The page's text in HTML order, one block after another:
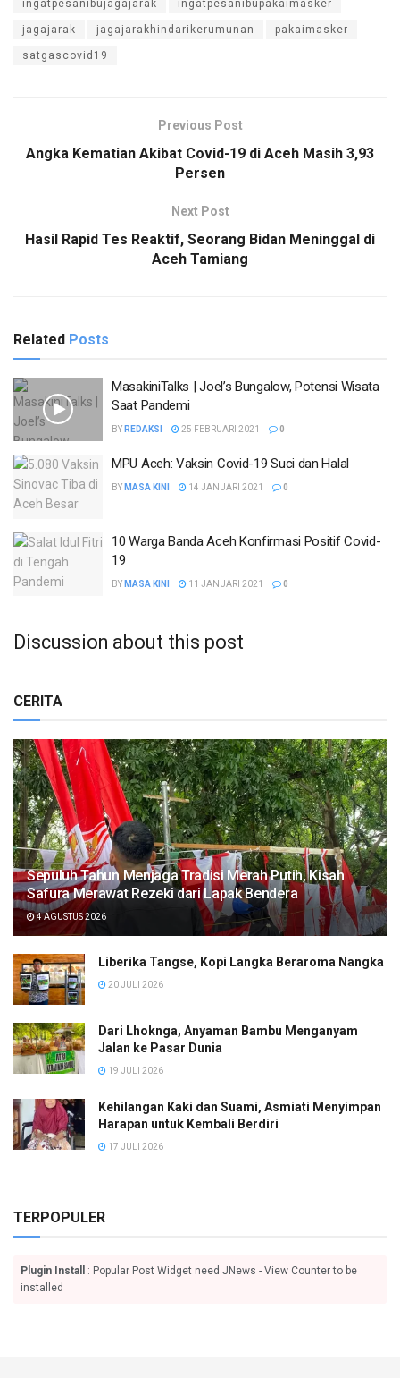
ingatpesanibujagajarak ingatpesanibupakaimasker
jagajarak jagajarakhindarikerumunan pakaimasker
satgascovid19
Previous Post
Angka Kematian Akibat Covid-19 di Aceh Masih 3,93
Persen
Next Post
Hasil Rapid Tes Reaktif, Seorang Bidan Meninggal di
Aceh Tamiang
Related Posts
MasakiniTalks | Joel’s Bungalow, Potensi Wisata
Saat Pandemi
BY REDAKSI 25 FEBRUARI 2021 0
MPU Aceh: Vaksin Covid-19 Suci dan Halal
BY MASA KINI 14 JANUARI 2021 0
10 Warga Banda Aceh Konfirmasi Positif Covid-
19
BY MASA KINI 11 JANUARI 2021 0
Discussion about this post
CERITA
Sepuluh Tahun Menjaga Tradisi Merah Putih, Kisah
Safura Merawat Rezeki dari Lapak Bendera
4 AGUSTUS 2026
Liberika Tangse, Kopi Langka Beraroma Nangka
20 JULI 2026
Dari Lhoknga, Anyaman Bambu Menganyam
Jalan ke Pasar Dunia
19 JULI 2026
Kehilangan Kaki dan Suami, Asmiati Menyimpan
Harapan untuk Kembali Berdiri
17 JULI 2026
TERPOPULER
Plugin Install
: Popular Post Widget need JNews - View Counter to be
installed